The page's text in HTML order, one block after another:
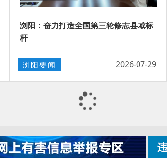
浏阳：奋力打造全国第三轮修志县域标
杆
浏阳要闻 2026-07-29